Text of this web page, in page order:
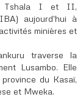
Tshala I et II,
aujourd'hui à
minières et
traverse la
Lusambo. Elle
du Kasaï,
et Mweka.